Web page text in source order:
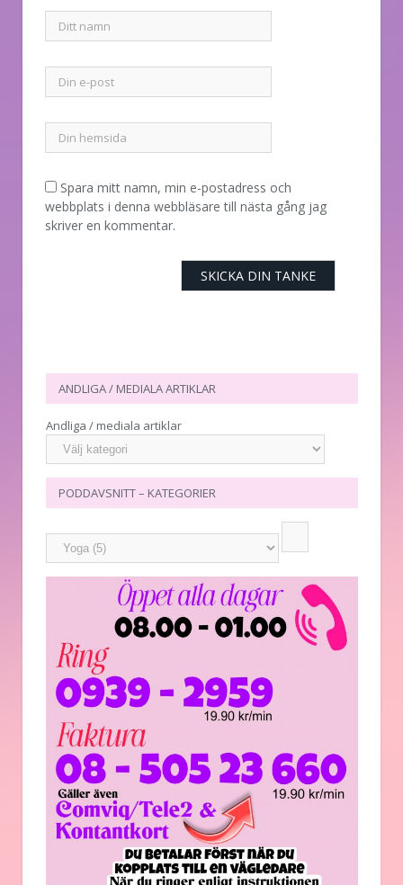
Spara mitt namn, min e-postadress och
webbplats i denna webbläsare till nästa gång jag
skriver en kommentar.
ANDLIGA / MEDIALA ARTIKLAR
Andliga / mediala artiklar
PODDAVSNITT – KATEGORIER